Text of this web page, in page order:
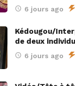
6 jours ago
Kédougou/
de deux
6 jours ago